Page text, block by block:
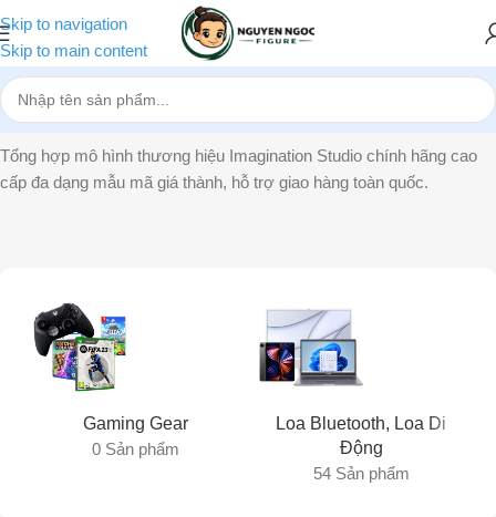
Skip to navigation
Skip to main content
Trang chủ»Imagination Studio
Tổng hợp mô hình thương hiệu Imagination Studio chính hãng cao
cấp đa dạng mẫu mã giá thành, hỗ trợ giao hàng toàn quốc.
Gaming Gear
0 Sản phẩm
Loa Bluetooth, Loa Di
Động
54 Sản phẩm